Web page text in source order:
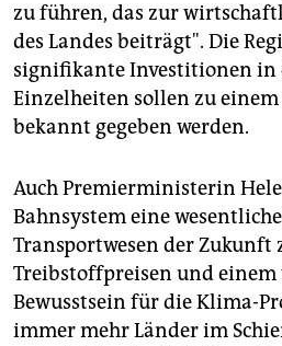
zu führen, das zur
des Landes beiträgt". Die
signifikante Investitionen in
Einzelheiten sollen zu
bekannt gegeben werden.
Auch Premierministerin
Bahnsystem eine
Transportwesen der Zukunft
Treibstoffpreisen und einem
Bewusstsein für die Klima-
immer mehr Länder im